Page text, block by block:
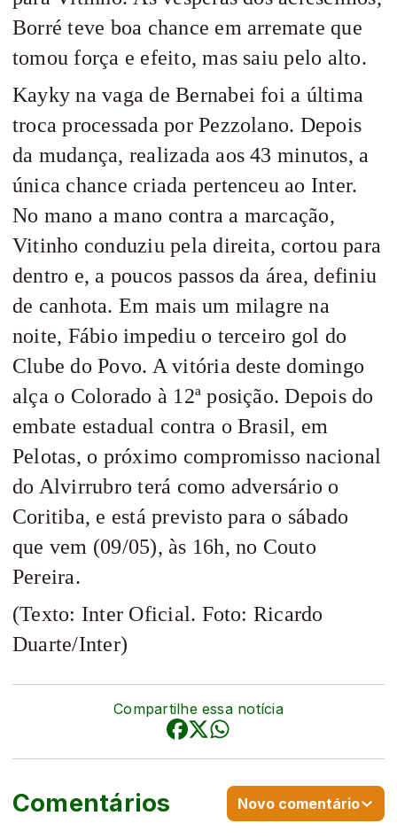
Borré teve boa chance em arremate que
tomou força e efeito, mas saiu pelo alto.
Kayky na vaga de Bernabei foi a última
troca processada por Pezzolano. Depois
da mudança, realizada aos 43 minutos, a
única chance criada pertenceu ao Inter.
No mano a mano contra a marcação,
Vitinho conduziu pela direita, cortou para
dentro e, a poucos passos da área, definiu
de canhota. Em mais um milagre na
noite, Fábio impediu o terceiro gol do
Clube do Povo. A vitória deste domingo
alça o Colorado à 12ª posição. Depois do
embate estadual contra o Brasil, em
Pelotas, o próximo compromisso nacional
do Alvirrubro terá como adversário o
Coritiba, e está previsto para o sábado
que vem (09/05), às 16h, no Couto
Pereira.
(Texto: Inter Oficial. Foto: Ricardo
Duarte/Inter)
Compartilhe essa notícia
Comentários Novo comentário